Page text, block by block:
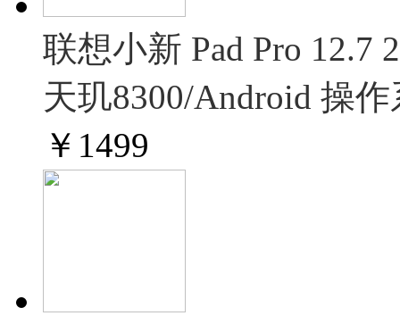
联想小新 Pad Pro 12.7
天玑8300/Android 操
￥ 1499